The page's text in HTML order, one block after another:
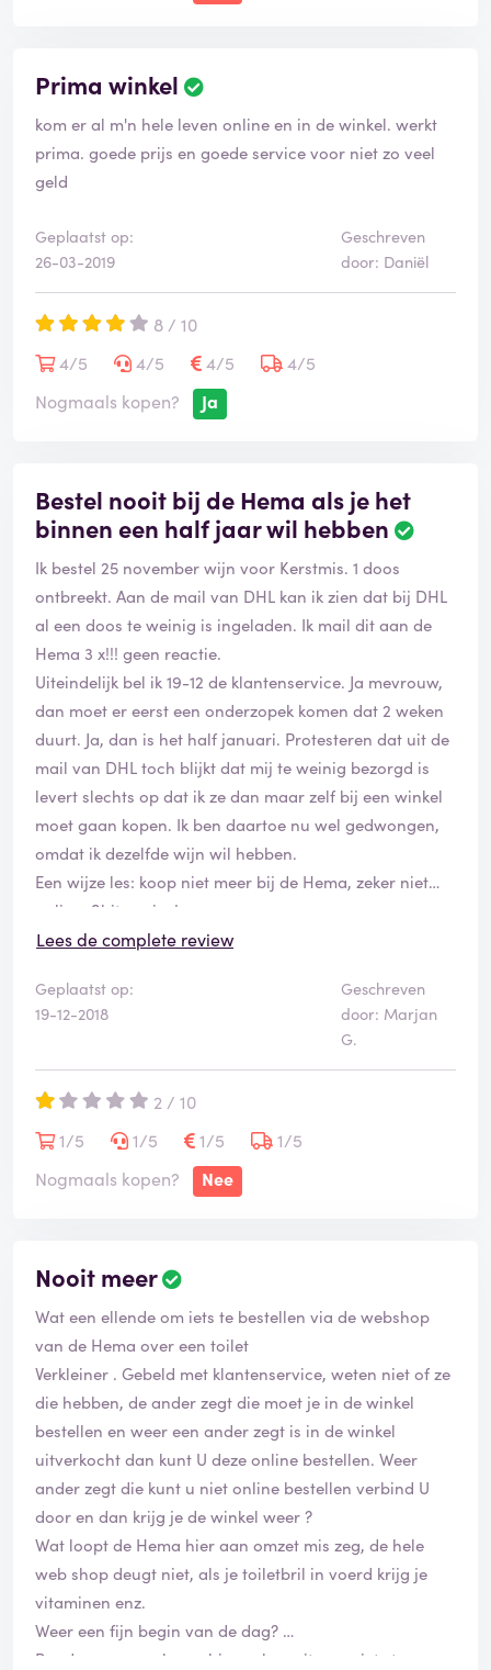
Prima winkel
kom er al m'n hele leven online en in de winkel. werkt
prima. goede prijs en goede service voor niet zo veel
geld
Geplaatst op:
26-03-2019
Geschreven
door: Daniël
8 / 10
4/5
4/5 4/5
4/5
Nogmaals kopen?
Ja
Bestel nooit bij de Hema als je het
binnen een half jaar wil hebben
Ik bestel 25 november wijn voor Kerstmis. 1 doos
ontbreekt. Aan de mail van DHL kan ik zien dat bij DHL
al een doos te weinig is ingeladen. Ik mail dit aan de
Hema 3 x!!! geen reactie.
Uiteindelijk bel ik 19-12 de klantenservice. Ja mevrouw,
dan moet er eerst een onderzopek komen dat 2 weken
duurt. Ja, dan is het half januari. Protesteren dat uit de
mail van DHL toch blijkt dat mij te weinig bezorgd is
levert slechts op dat ik ze dan maar zelf bij een winkel
moet gaan kopen. Ik ben daartoe nu wel gedwongen,
omdat ik dezelfde wijn wil hebben.
Een wijze les: koop niet meer bij de Hema, zeker niet
online. Shitservice!
Lees de complete review
Geplaatst op:
19-12-2018
Geschreven
door: Marjan
G.
2 / 10
1/5
1/5 1/5
1/5
Nogmaals kopen?
Nee
Nooit meer
Wat een ellende om iets te bestellen via de webshop
van de Hema over een toilet
Verkleiner . Gebeld met klantenservice, weten niet of ze
die hebben, de ander zegt die moet je in de winkel
bestellen en weer een ander zegt is in de winkel
uitverkocht dan kunt U deze online bestellen. Weer
ander zegt die kunt u niet online bestellen verbind U
door en dan krijg je de winkel weer ?
Wat loopt de Hema hier aan omzet mis zeg, de hele
web shop deugt niet, als je toiletbril in voerd krijg je
vitaminen enz.
Weer een fijn begin van de dag?
Raad mensen ook aan hier ook nooit meer iets te